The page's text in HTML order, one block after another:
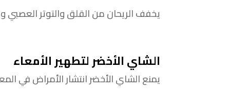
يخفف الريحان من القلق والتوتر
الشاي الأخضر لتطهير الأمعاء
يمنع الشاي الأخضر انتشار الأمراض في